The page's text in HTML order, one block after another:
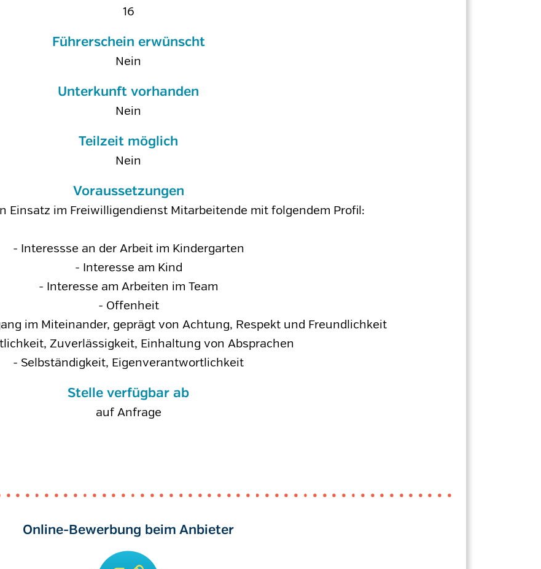
16
Führerschein erwünscht
Nein
Unterkunft vorhanden
Nein
Teilzeit möglich
Nein
Voraussetzungen
Einsatz im Freiwilligendienst Mitarbeitende mit folgendem Profil:
- Interessse an der Arbeit im Kindergarten
- Interesse am Kind
- Interesse am Arbeiten im Team
- Offenheit
im Miteinander, geprägt von Achtung, Respekt und Freundlichkeit
Zuverlässigkeit, Einhaltung von Absprachen
- Selbständigkeit, Eigenverantwortlichkeit
Stelle verfügbar ab
auf Anfrage
Online-Bewerbung beim Anbieter